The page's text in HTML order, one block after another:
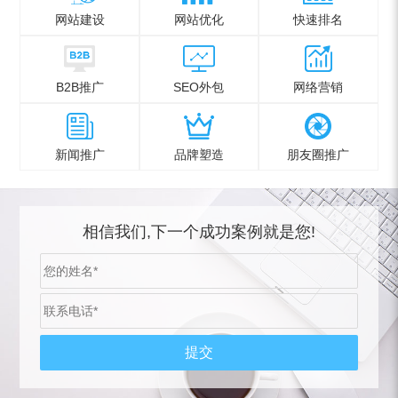
网站建设 网站优化 快速排名
B2B推广 SEO外包 网络营销
新闻推广 品牌塑造 朋友圈推广
相信我们,下一个成功案例就是您!